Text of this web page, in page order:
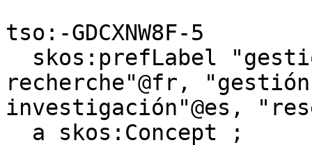
tso:-GDCXNW8F-5
recherche"@fr,
investigación"@es,